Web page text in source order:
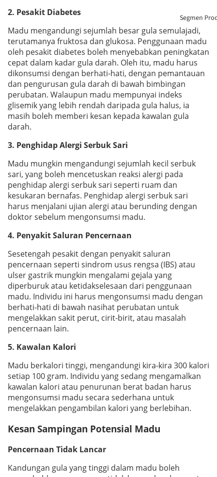
Segmen
2. Pesakit Diabetes
Madu mengandungi sejumlah besar gula semulajadi,
terutamanya fruktosa dan glukosa. Penggunaan madu
oleh pesakit diabetes boleh menyebabkan peningkatan
cepat dalam kadar gula darah. Oleh itu, madu harus
dikonsumsi dengan berhati-hati, dengan pemantauan
dan pengurusan gula darah di bawah bimbingan
perubatan. Walaupun madu mempunyai indeks
glisemik yang lebih rendah daripada gula halus, ia
masih boleh memberi kesan kepada kawalan gula
darah.
3. Penghidap Alergi Serbuk Sari
Madu mungkin mengandungi sejumlah kecil serbuk
sari, yang boleh mencetuskan reaksi alergi pada
penghidap alergi serbuk sari seperti ruam dan
kesukaran bernafas. Penghidap alergi serbuk sari
harus menjalani ujian alergi atau berunding dengan
doktor sebelum mengonsumsi madu.
4. Penyakit Saluran Pencernaan
Sesetengah pesakit dengan penyakit saluran
pencernaan seperti sindrom usus rengsa (IBS) atau
ulser gastrik mungkin mengalami gejala yang
diperburuk atau ketidakselesaan dari penggunaan
madu. Individu ini harus mengonsumsi madu dengan
berhati-hati di bawah nasihat perubatan untuk
mengelakkan sakit perut, cirit-birit, atau masalah
pencernaan lain.
5. Kawalan Kalori
Madu berkalori tinggi, mengandungi kira-kira 300 kalori
setiap 100 gram. Individu yang sedang mengamalkan
kawalan kalori atau penurunan berat badan harus
mengonsumsi madu secara sederhana untuk
mengelakkan pengambilan kalori yang berlebihan.
Kesan Sampingan Potensial Madu
Pencernaan Tidak Lancar
Kandungan gula yang tinggi dalam madu boleh